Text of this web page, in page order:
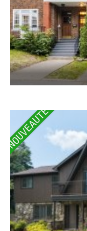
Chambres: 5
NOUVEAUTÉ